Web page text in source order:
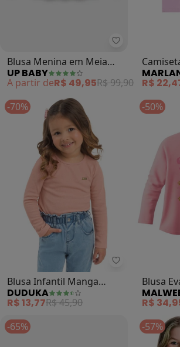
Up Baby -
Blusa Menina em Meia
Malha (Rosa)
UP BABY
A partir deR$ 49,95R$ 99,90
Longa
R$
-70%
Duduka -
Blusa Infantil Manga
Longa (Rosa)
DUDUKA
R$ 13,77R$ 45,90
-50%
Blusa
Claro)
R$
-65%
-57%